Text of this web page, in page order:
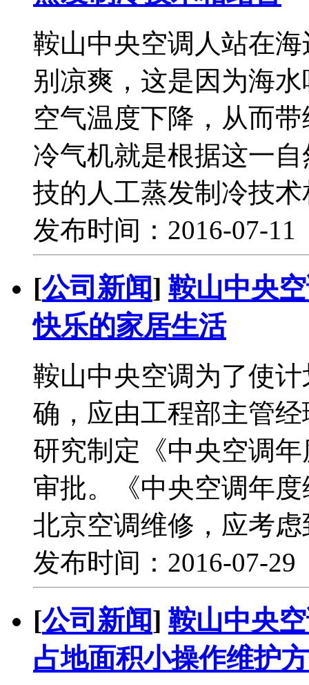
鞍山中央空调人站在
别凉爽，这是因为海
空气温度下降，从而
冷气机就是根据这一
技的人工蒸发制冷技
发布时间：2016-07-
[公司新闻] 鞍山中央
快乐的家居生活
鞍山中央空调为了使
确，应由工程部主管
研究制定《中央空调
审批。《中央空调年
北京空调维修，应考
发布时间：2016-07-
[公司新闻] 鞍山中央
占地面积小操作维护